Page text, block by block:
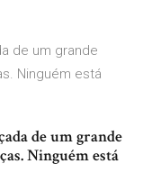
de um grande
Ninguém está
de um grande
Ninguém está